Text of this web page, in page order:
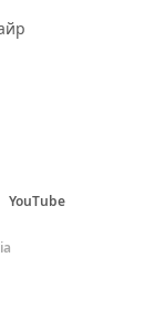
YouTube